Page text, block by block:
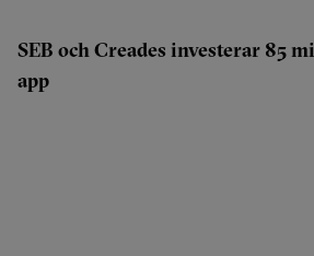
SEB och Creades investerar 85
app